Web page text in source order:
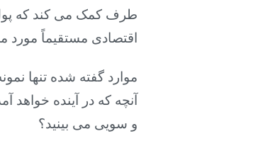
طرف کمک می کند که پول
اقتصادی مستقیماً مورد
موارد گفته شده تنها
و سویی می بینید؟